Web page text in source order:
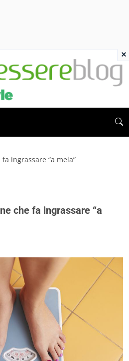
ingrassare “a mela”
che fa ingrassare “a
×